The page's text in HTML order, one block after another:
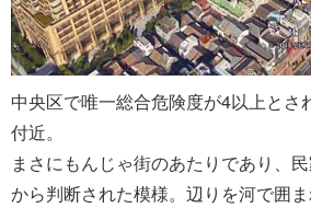
中央区で唯一総合危険度が4以上とさ
付近。
まさにもんじゃ街のあたりであり、
から判断された模様。辺りを河で囲